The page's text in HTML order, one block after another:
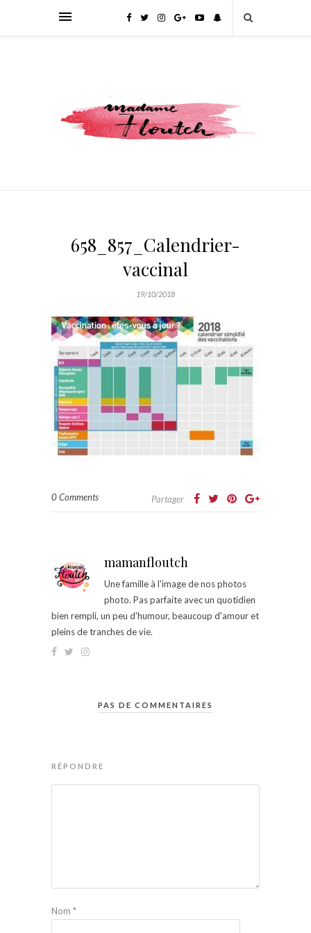
658_857_Calendrier-
vaccinal
19/10/2018
0 Comments Partager
mamanfloutch
Une famille à l'image de nos photos
photo. Pas parfaite avec un quotidien
bien rempli, un peu d'humour, beaucoup d'amour et
pleins de tranches de vie.
PAS DE COMMENTAIRES
RÉPONDRE
Nom *